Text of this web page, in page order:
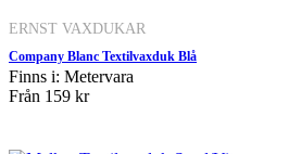
ERNST VAXDUKAR
Company Blanc Textilvaxduk Blå
Finns i: Metervara
Från 159 kr